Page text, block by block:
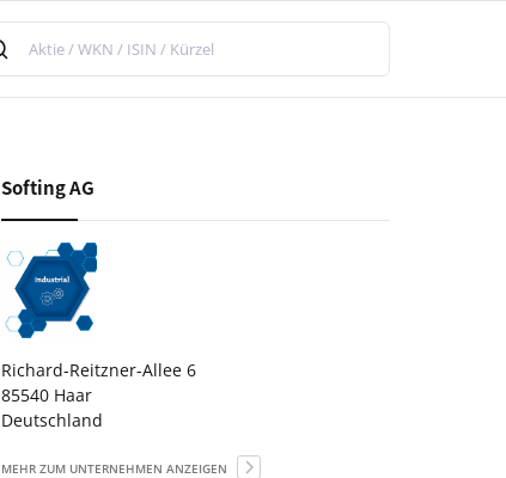
Softing AG
Richard-Reitzner-Allee 6
85540 Haar
Deutschland
MEHR ZUM UNTERNEHMEN ANZEIGEN